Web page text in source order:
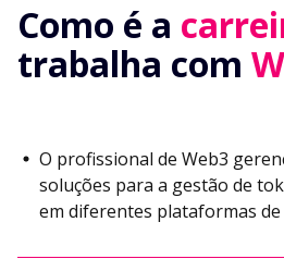
Como é a
trabalha com
O profissional de Web3
soluções para a gestão de
em diferentes plataformas de